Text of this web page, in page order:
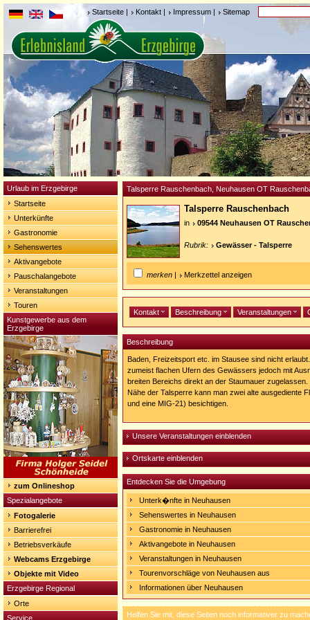
Startseite | Kontakt | Impressum | Sitemap
Urlaub im Erzgebirge
Startseite
Unterkünfte
Gastronomie
Sehenswertes
Aktivangebote
Pauschalangebote
Veranstaltungen
Touren
Kunstgewerbe aus dem
Erzgebirge
zum Onlineshop
Spezialangebote
Fotogalerie
Barrierefrei
Betriebsverkäufe
Webcams Erzgebirge
Objekte mit Video
Erzgebirge Regional
Orte
Service
Talsperre Rauschenbach, Neuhausen OT
Talsperre Rauschenbach
in 09544 Neuhausen OT
Rubrik: Gewässer - Talsperre
merken | Merkzettel anzeigen
Kontakt Beschreibung Veranstaltungen
Beschreibung
Baden, Freizeitsport etc. im Stausee sind nicht
zumeist flachen Ufern des Gewässers jedoch mit
breiten Bereichs direkt an der Staumauer
Nähe der Talsperre kann man zwei alte ausgediente
und eine MIG-21) besichtigen.
Unsere Veranstaltungen einblenden
Ortskarte einblenden
Entdecken Sie die Umgebung
Unterk�nfte in Neuhausen
Sehenswertes in Neuhausen
Gastronomie in Neuhausen
Aktivangebote in Neuhausen
Veranstaltungen in Neuhausen
Tourenvorschläge von Neuhausen aus
Informationen über Neuhausen
Helfen Sie mit, diese Seiten noch informativer zu